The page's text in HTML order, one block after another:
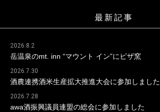
最新記事
2026.8.2
岳温泉のmt. inn “マウント イン”にピザ窯
2026.7.30
酒農連携酒米生産拡大推進大会に参加しました
2026.7.28
awa酒振興議員連盟の総会に参加しました